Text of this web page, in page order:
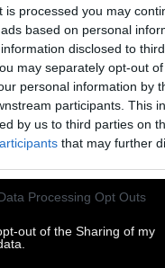
is processed you may
based on personal
disclosed to
may separately opt-out
personal information by
participants. This
by us to third parties on
that may further
Processing Opt Outs
out of the Sharing of my
στις
να
Μας αφήνουν να
γιατί μας δίνει
ότι τίποτα δεν
κι εκείνοι
ο λόγος για τον
επιδέξια